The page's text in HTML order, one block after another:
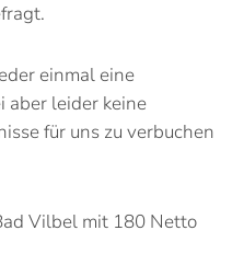
einmal eine
aber leider keine
für uns zu verbuchen
Vilbel mit 180 Netto